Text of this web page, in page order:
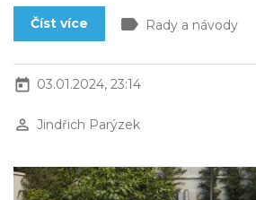
Číst více label Rady a návody
today 03.01.2024, 23:14
perm_identity Jindřich Parýzek